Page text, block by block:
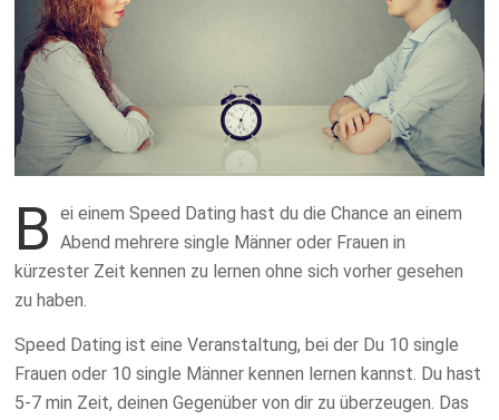
B
ei einem Speed Dating hast du die Chance an einem
Abend mehrere single Männer oder Frauen in
kürzester Zeit kennen zu lernen ohne sich vorher gesehen
zu haben.
Speed Dating ist eine Veranstaltung, bei der Du 10 single
Frauen oder 10 single Männer kennen lernen kannst. Du hast
5-7 min Zeit, deinen Gegenüber von dir zu überzeugen. Das